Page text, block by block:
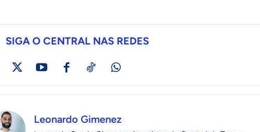
SIGA O CENTRAL NAS REDES
Leonardo Gimenez